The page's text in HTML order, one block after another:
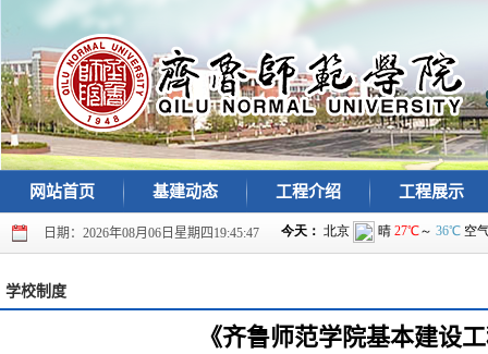
网站首页 基建动态 工程介绍 工程展示
日期：2026年08月06日星期四19:45:47
学校制度
《齐鲁师范学院基本建设